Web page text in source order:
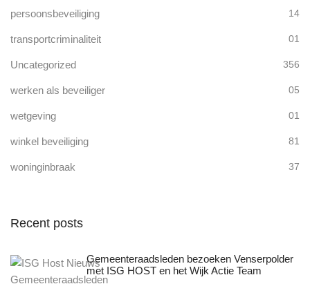
persoonsbeveiliging 14
transportcriminaliteit 01
Uncategorized 356
werken als beveiliger 05
wetgeving 01
winkel beveiliging 81
woninginbraak 37
Recent posts
Gemeenteraadsleden bezoeken Venserpolder
met ISG HOST en het Wijk Actie Team